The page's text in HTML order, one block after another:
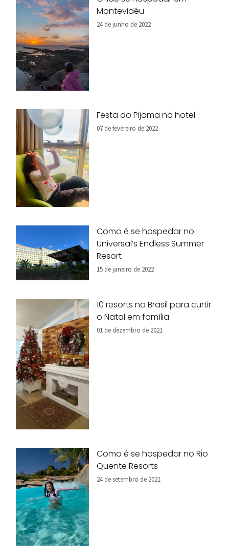
Montevidéu
24 de junho de 2022
Festa do Pijama no hotel
07 de fevereiro de 2022
Como é se hospedar no
Universal’s Endless Summer
Resort
15 de janeiro de 2022
10 resorts no Brasil para curtir
o Natal em família
01 de dezembro de 2021
Como é se hospedar no Rio
Quente Resorts
24 de setembro de 2021